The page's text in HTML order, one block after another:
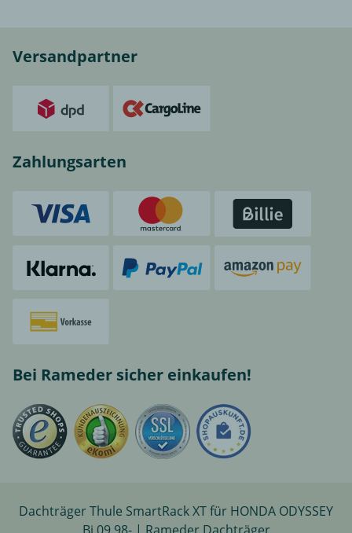
Versandpartner
Zahlungsarten
Bei Rameder sicher einkaufen!
Dachträger Thule SmartRack XT für HONDA ODYSSEY
Bj 09.98- | Rameder Dachträger